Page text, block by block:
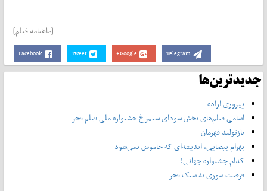
[ماهنامه فیلم]
Facebook Tweet Google+ Telegram
جدیدترین‌ها
پیروزی اراده
اسامی فیلم‌های بخش سودای سیمرغ جشنواره‌ ملی فیلم فجر
بازتولید قهرمان
بهرام بیضایی، اندیشه‌ای که خاموش نمی‌شود
کدام جشنواره جهانی!
فرصت سوزی به سبک فجر